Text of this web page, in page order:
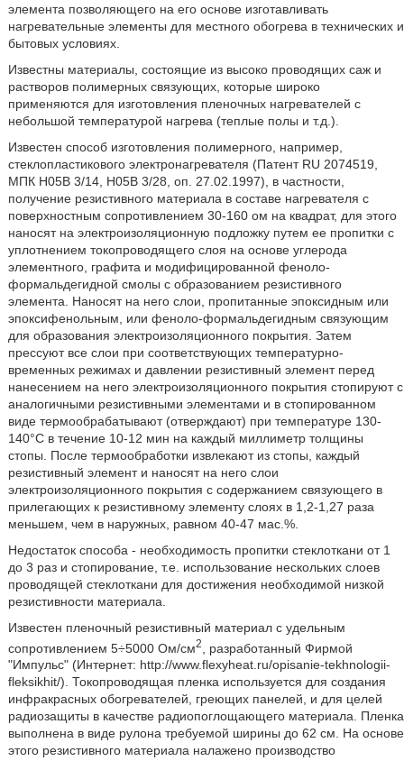
элемента позволяющего на его основе изготавливать
нагревательные элементы для местного обогрева в технических и
бытовых условиях.
Известны материалы, состоящие из высоко проводящих саж и
растворов полимерных связующих, которые широко
применяются для изготовления пленочных нагревателей с
небольшой температурой нагрева (теплые полы и т.д.).
Известен способ изготовления полимерного, например,
стеклопластикового электронагревателя (Патент RU 2074519,
МПК H05B 3/14, H05B 3/28, оп. 27.02.1997), в частности,
получение резистивного материала в составе нагревателя с
поверхностным сопротивлением 30-160 ом на квадрат, для этого
наносят на электроизоляционную подложку путем ее пропитки с
уплотнением токопроводящего слоя на основе углерода
элементного, графита и модифицированной феноло-
формальдегидной смолы с образованием резистивного
элемента. Наносят на него слои, пропитанные эпоксидным или
эпоксифенольным, или феноло-формальдегидным связующим
для образования электроизоляционного покрытия. Затем
прессуют все слои при соответствующих температурно-
временных режимах и давлении резистивный элемент перед
нанесением на него электроизоляционного покрытия стопируют с
аналогичными резистивными элементами и в стопированном
виде термообрабатывают (отверждают) при температуре 130-
140°C в течение 10-12 мин на каждый миллиметр толщины
стопы. После термообработки извлекают из стопы, каждый
резистивный элемент и наносят на него слои
электроизоляционного покрытия с содержанием связующего в
прилегающих к резистивному элементу слоях в 1,2-1,27 раза
меньшем, чем в наружных, равном 40-47 мас.%.
Недостаток способа - необходимость пропитки стеклоткани от 1
до 3 раз и стопирование, т.е. использование нескольких слоев
проводящей стеклоткани для достижения необходимой низкой
резистивности материала.
Известен пленочный резистивный материал с удельным
сопротивлением 5÷5000 Ом/см2
, разработанный Фирмой
"Импульс" (Интернет: http://www.flexyheat.ru/opisanie-tekhnologii-
fleksikhit/). Токопроводящая пленка используется для создания
инфракрасных обогревателей, греющих панелей, и для целей
радиозащиты в качестве радиопоглощающего материала. Пленка
выполнена в виде рулона требуемой ширины до 62 см. На основе
этого резистивного материала налажено производство